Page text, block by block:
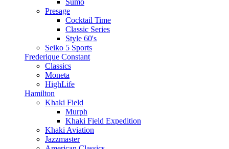
Sumo
Presage
Cocktail Time
Classic Series
Style 60's
Seiko 5 Sports
Frederique Constant
Classics
Moneta
HighLife
Hamilton
Khaki Field
Murph
Khaki Field Expedition
Khaki Aviation
Jazzmaster